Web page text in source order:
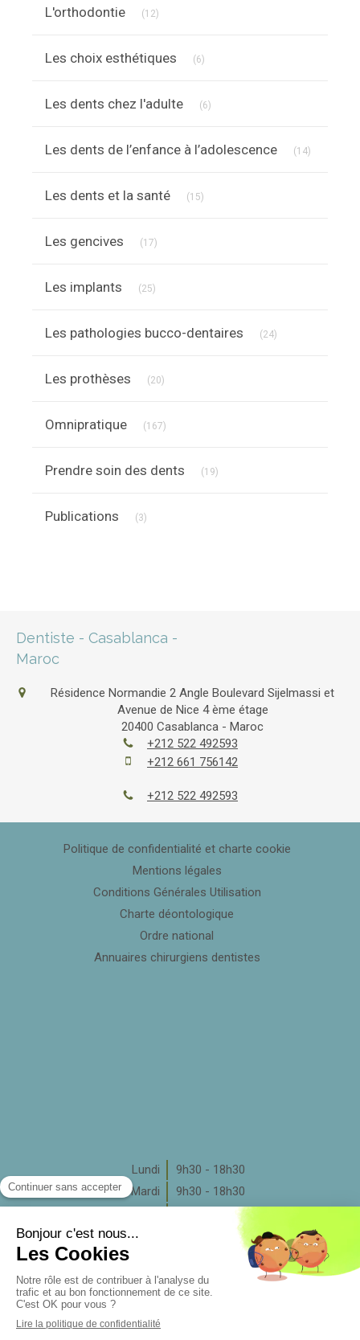
L'orthodontie (12)
Les choix esthétiques (6)
Les dents chez l'adulte (6)
Les dents de l’enfance à l’adolescence (14)
Les dents et la santé (15)
Les gencives (17)
Les implants (25)
Les pathologies bucco-dentaires (24)
Les prothèses (20)
Omnipratique (167)
Prendre soin des dents (19)
Publications (3)
Dentiste - Casablanca -
Maroc
Résidence Normandie 2 Angle Boulevard Sijelmassi et
Avenue de Nice 4 ème étage
20400 Casablanca - Maroc
+212 522 492593
+212 661 756142
+212 522 492593
Politique de confidentialité et charte cookie
Mentions légales
Conditions Générales Utilisation
Charte déontologique
Ordre national
Annuaires chirurgiens dentistes
Lundi
9h30 - 18h30
Mardi
9h30 - 18h30
9h30 - 17h30
Jeudi
9h30 - 18h30
Vendredi
9h30 - 18h30
Samedi
Fermé
Dimanche
Fermé
Rechercher